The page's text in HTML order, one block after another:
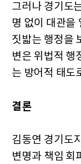
그러나 경기도
명 없이 대관을
짓밟는 행정을
변은 위법적 행
는 방어적 태도
결론
김동연 경기도
변명과 책임 회